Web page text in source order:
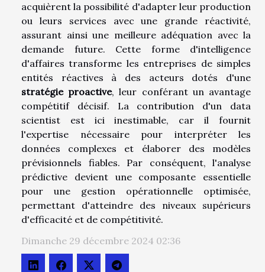
acquièrent la possibilité d'adapter leur production
ou leurs services avec une grande réactivité,
assurant ainsi une meilleure adéquation avec la
demande future. Cette forme d'intelligence
d'affaires transforme les entreprises de simples
entités réactives à des acteurs dotés d'une
stratégie proactive, leur conférant un avantage
compétitif décisif. La contribution d'un data
scientist est ici inestimable, car il fournit
l'expertise nécessaire pour interpréter les
données complexes et élaborer des modèles
prévisionnels fiables. Par conséquent, l'analyse
prédictive devient une composante essentielle
pour une gestion opérationnelle optimisée,
permettant d'atteindre des niveaux supérieurs
d'efficacité et de compétitivité.
Dimanche 29 décembre 2024 02:36